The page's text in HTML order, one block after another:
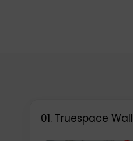
01. Truespace Wall